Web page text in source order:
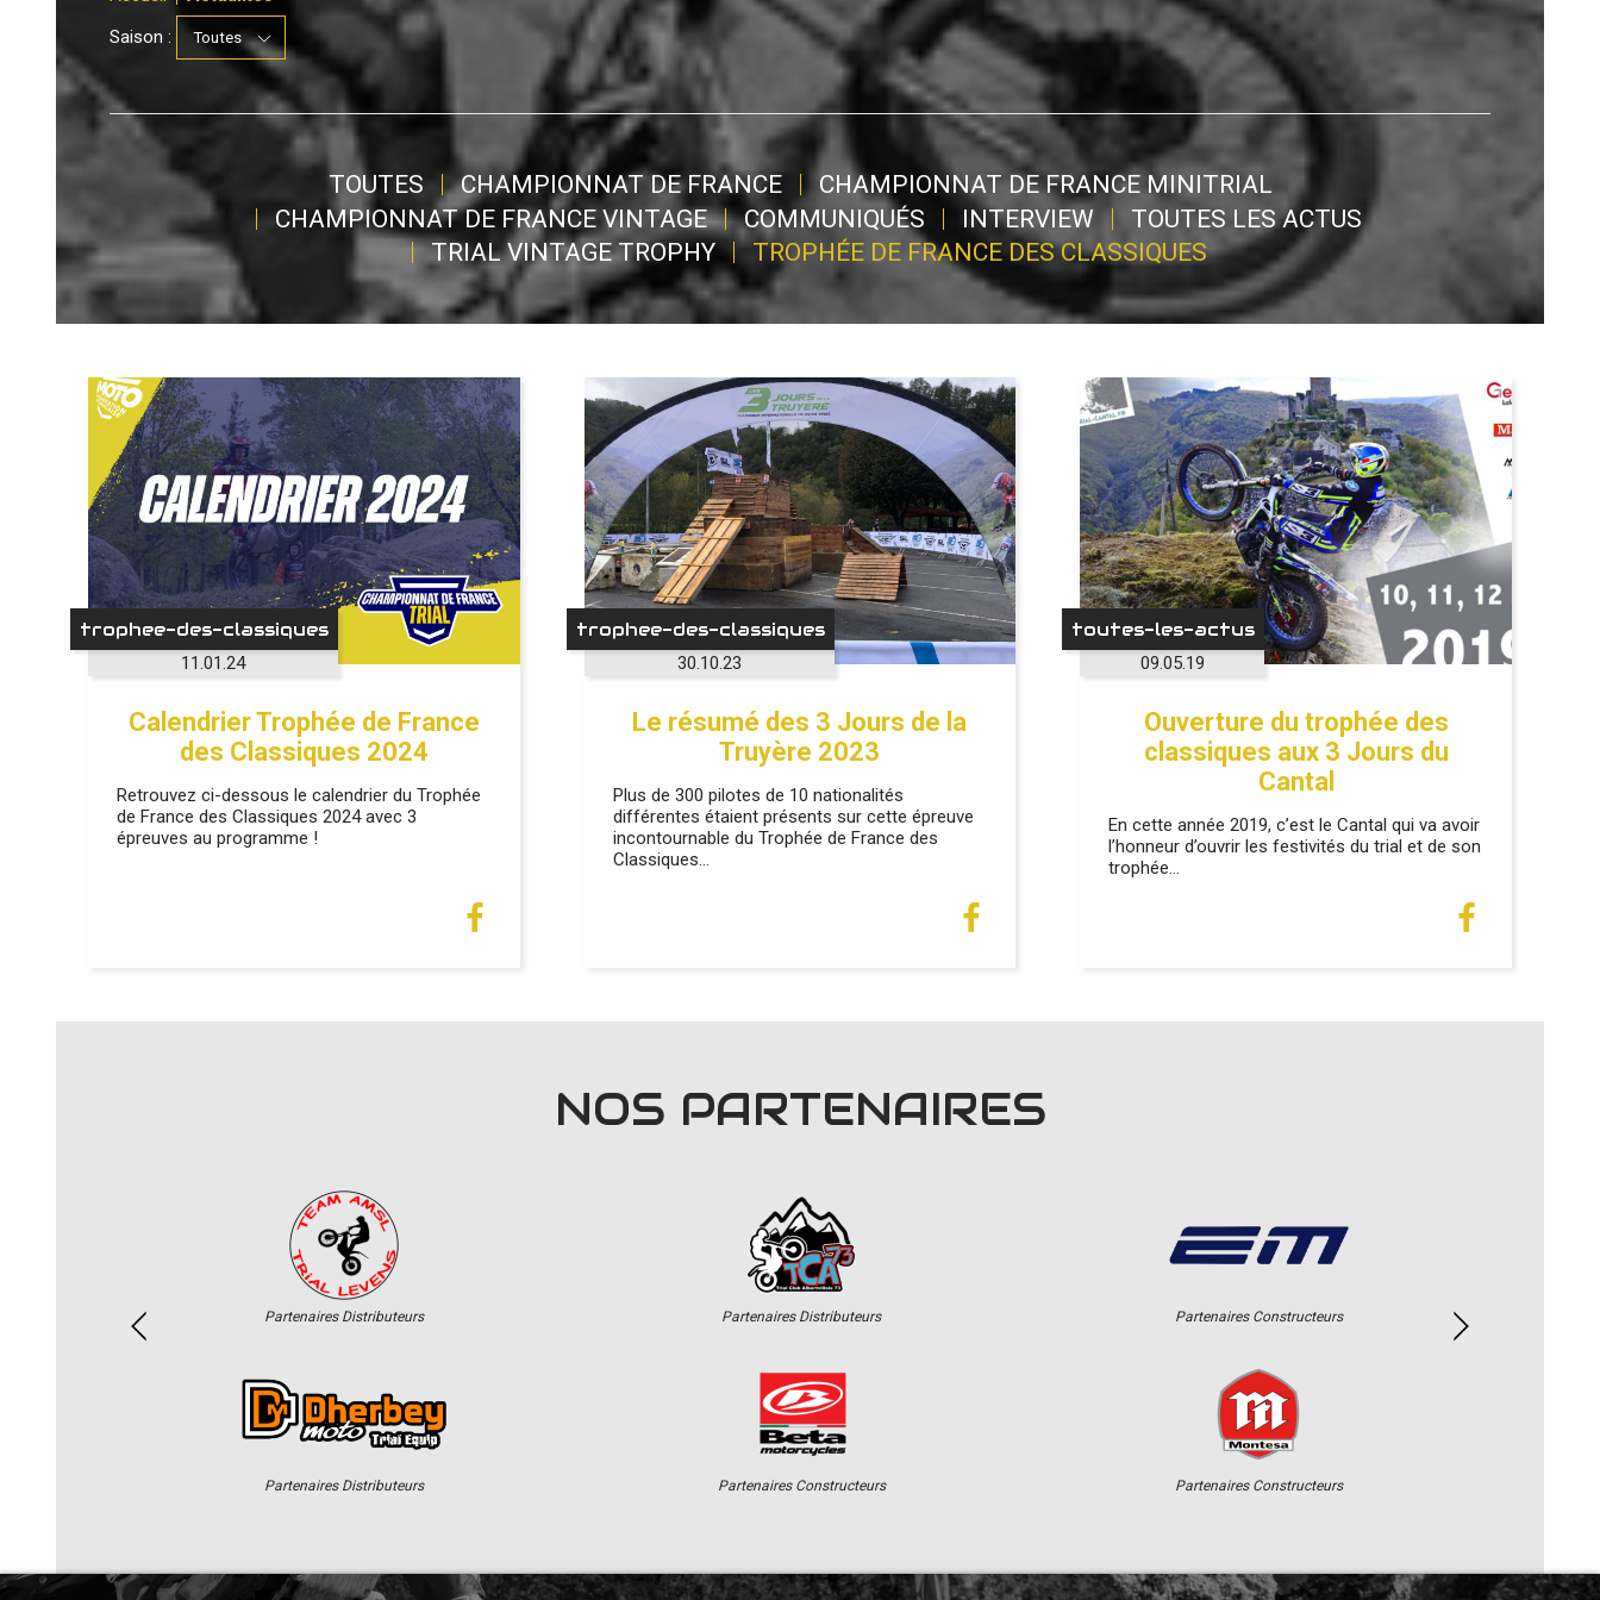
Saison :
TOUTES CHAMPIONNAT DE FRANCE
CHAMPIONNAT DE FRANCE MINITRIAL
CHAMPIONNAT DE FRANCE VINTAGE
COMMUNIQUÉS INTERVIEW
TOUTES LES ACTUS
TRIAL VINTAGE TROPHY
TROPHÉE DE FRANCE DES CLASSIQUES
trophee-des-classiques
11.01.24
Calendrier Trophée de France
des Classiques 2024
Retrouvez ci-dessous le calendrier du Trophée
de France des Classiques 2024 avec 3
épreuves au programme !
trophee-des-classiques
30.10.23
Le résumé des 3 Jours de la
Truyère 2023
Plus de 300 pilotes de 10 nationalités
différentes étaient présents sur cette épreuve
incontournable du Trophée de France des
Classiques…
toutes-les-actus
09.05.19
Ouverture du trophée des
classiques aux 3 Jours du
Cantal
En cette année 2019, c’est le Cantal qui va avoir
l’honneur d’ouvrir les festivités du trial et de son
trophée…
NOS PARTENAIRES
Partenaires Distributeurs
Partenaires Distributeurs
Partenaires Distributeurs
Partenaires Constructeurs
Partenaires Constructeurs
Partenaires Constructeurs